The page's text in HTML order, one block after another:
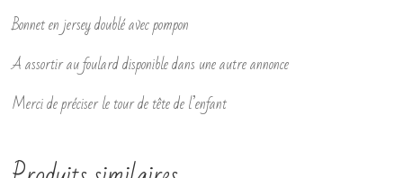
Bonnet en jersey doublé avec pompon
A assortir au foulard disponible dans une autre annonce
Merci de préciser le tour de tête de l’enfant